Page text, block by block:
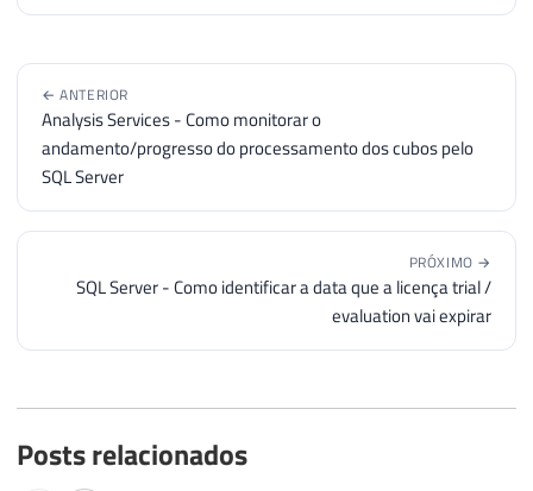
58
60
61
62
63
64
65
70
72
74
@Contador INT = 0,
@Ultima_Hora VARCHAR
@Agora
VARCHAR(19) = CONVERT (VARCHAR
-- Pesquisa por falha de login
EXEC master.dbo.xp_readerrorlog
← ANTERIOR
Analysis Services - Como monitorar o
andamento/progresso do processamento dos cubos pelo
SQL Server
PRÓXIMO →
SQL Server - Como identificar a data que a licença trial /
evaluation vai expirar
Posts relacionados